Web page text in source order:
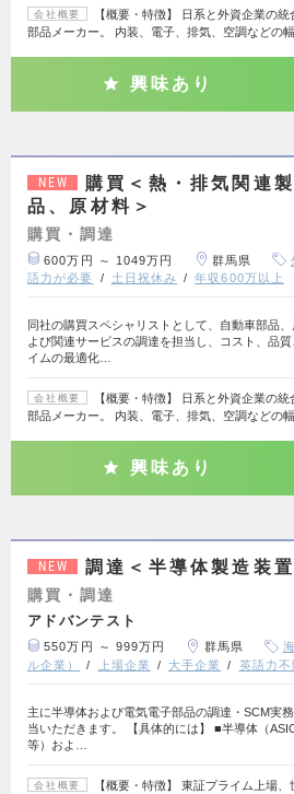
会社概要
【概要・特徴】 日系と外資企業の
部品メーカー。 内装、電子、排気、空調などの
興味あり
NEW
購買＜熱・排気関連
品、原材料＞
購買・調達
600万円 ～ 1049万円 群馬県
語力が必要
土日祝休み 年収600万以上
同社の購買スペシャリストとして、自動車部品
よび関連サービスの調達を担当し、コスト、品質
イムの最適化…
会社概要
【概要・特徴】 日系と外資企業の
部品メーカー。 内装、電子、排気、空調などの
興味あり
NEW 調達＜半導体製造装置
購買・調達
アドバンテスト
550万円 ～ 999万円 群馬県
ル企業）
上場企業 大手企業 英語力不
主に半導体および電気電子部品の調達・SCM実
当いただきます。 【具体的には】 ■半導体（
等）およ…
会社概要
【概要・特徴】 東証プライム上場